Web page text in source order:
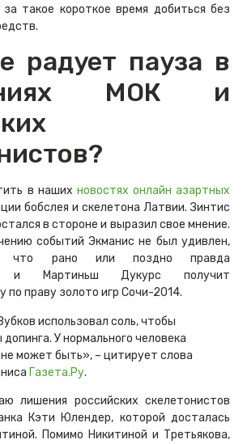
такое короткое время добиться без
радует пауза в
МОК и
в наших новостях онлайн азартных
бобслея и скелетона Латвии. Зинтис
в стороне и выразил свое мнение.
событий Экманис не был удивлен,
что рано или поздно правда
и Мартиньш Дукурс получит
праву золото игр Сочи-2014.
использовал соль, чтобы
У нормального человека
может быть», – цитирует слова
Газета.Ру.
лишения российских скелетонистов
Кэти Юлендер, которой досталась
Помимо Никитиной и Третьякова,